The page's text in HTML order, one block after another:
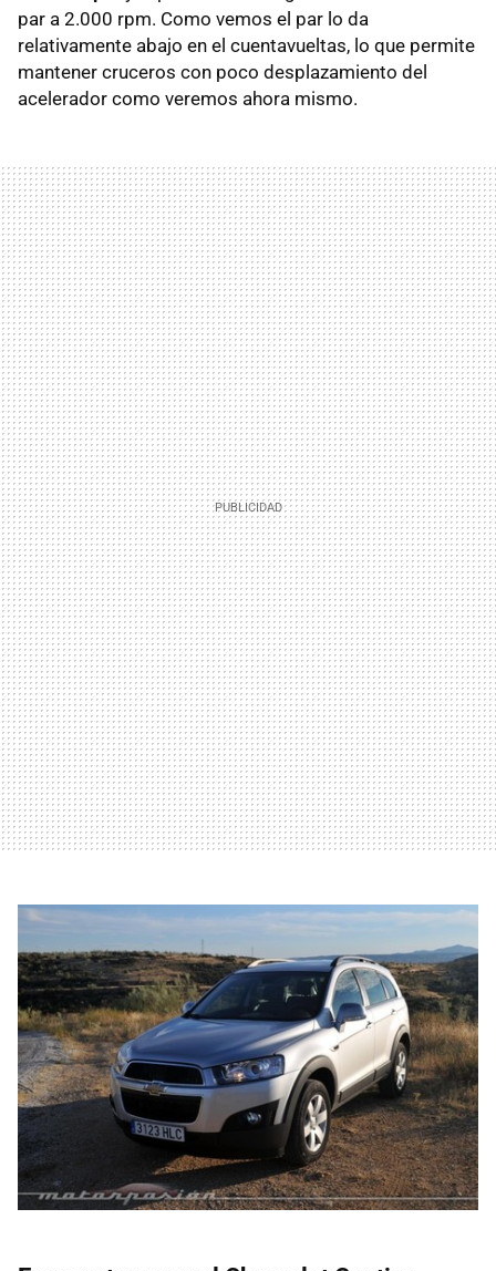
par a 2.000 rpm. Como vemos el par lo da
relativamente abajo en el cuentavueltas, lo que permite
mantener cruceros con poco desplazamiento del
acelerador como veremos ahora mismo.